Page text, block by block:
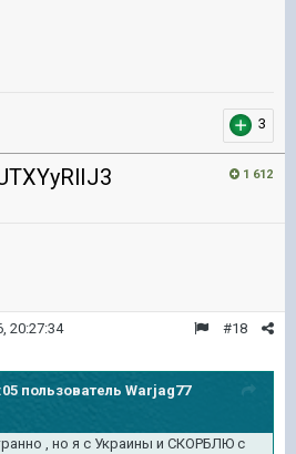
3
1 612
#18
20:27:34
пользователь Warjag77
, но я с Украины и СКОРБЛЮ с